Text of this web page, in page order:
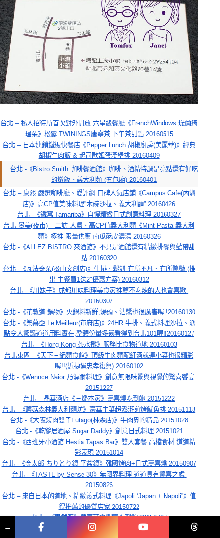
台北 – 私人招待所首次對外開放.六星級餐廳《FrenchWindows 琺蘭綺
瑥朵》松露.TWININGS唐寧茶.下午茶甜點 20160515
台北 – 日本連鎖鐵板快餐店《Pepper Lunch 胡椒廚房(美麗華)》經典
胡椒牛肉飯 & 起司歐姆蛋漢堡排 20160409
台北 -《Bistro Smith 咖啡餐酒館》咖啡、酒精特調是亮點還有好吃
的燉飯、義大利麵 (有包廂) 20160401
台北 – 康熙 嚴選咖啡廳、愛評網 口碑人氣店鋪《Campus Cafe(內湖
店)》高CP值美味料理”木碗沙拉、義大利麵” 20160426
台北 -《鐵窩 Tamariba》自慢精緻日式創意料理 20160327
台北 景美(夜市) – 二訪 人氣、高CP值義大利麵《Mint Pasta 義大利
麵》極推 限量供應 南瓜酥皮濃湯 20160326
台北 -《ALLEZ BISTRO 來酒館》不只是酒館還有精緻排餐與藍帶甜
點 20160320
台北 -《瓦法奇朵(松山文創店)》牛排、鬆餅 有所不凡、有所驚豔 (推
出”主餐買1送2″優惠方案) 20160312
台北 -《川妹子》成都川味料理美食家推薦不吃辣的人也會喜歡
20160307
台北 -《花敦道 鍋物》火鍋料新鮮,湯頭、沾醬也很厲害喔!!20160130
台北 -《樂慕亞 Le Meilleur(市府店)》24HR 牛排、義式料理沙拉、派
點令人驚豔道道用料實在,整體份量多還看得到台北101喔!!20160127
台北 -《Hong Kong 茶水攤》服務比食物道地 20160103
台北東區 -《天下三絕麵食館》頂級牛肉麵配紅酒就連小菜也很精彩
喔!!(近捷運忠孝復興) 20160102
台北 -《Wennce Naior 乃渥爾料理》創意無限味覺與視覺的驚喜饗宴
20151227
台北 – 晶華酒店《三燔本家》壽喜燒吃到飽 20151222
台北 -《蘑菇森林義大利麵坊》豪華主菜超澎湃煎烤魷魚排 20151118
台北 -《大阪燒肉雙子Futago(林森店)》牛肉界的精品 20151028
台北 -《乾爹居酒屋 Sugar Daddy》創意日式料理 20151021
台北 -《西班牙小酒館 Hestia Tapas Bar》雙人套餐.高檔食材 道道精
彩表現 20151014
台北 -《金太郎 ちりとり鍋 平盆鍋》韓國烤肉+日式壽喜燒 20150907
台北 -《TASTE by Sense 30》無國界料理 道道具有驚喜之處
20150826
台北 – 來自日本的道地、精緻義式料理《Japoli “Japan + Napoli”》值
得推薦的優質店家 20150722
台北 -《果然匯》健康蔬食饗宴吃到飽 20150707
台北 -《MVSA西班牙酒莊餐廳》米其林主廚來台一手打造道地正統的
→